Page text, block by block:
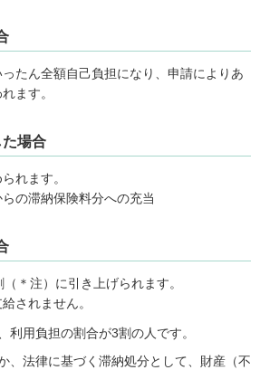
たん全額自己負担になり、申請によりあ
ます。
場合
れます。
の滞納保険料分への充当
＊注）に引き上げられます。
されません。
利用負担の割合が3割の人です。
、法律に基づく滞納処分として、財産（不